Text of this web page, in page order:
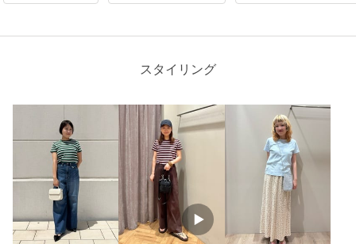
普段の着用サイズ：M
3人が参考になったと回答
参考になった
スタイリング